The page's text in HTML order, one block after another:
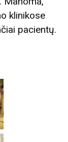
klinikose
pacientų.